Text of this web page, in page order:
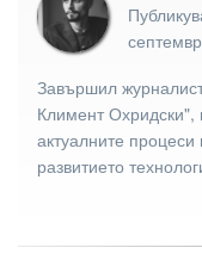
Завършил
Климент Охридски",
актуалните
развитието